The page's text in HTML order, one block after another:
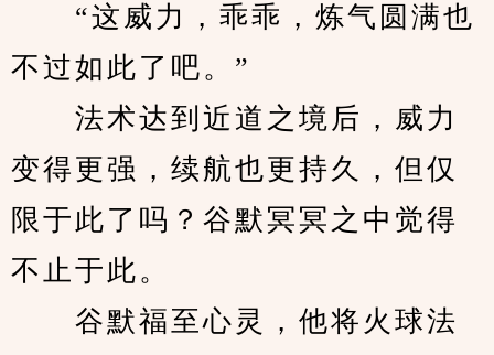
“这威力，乖乖，炼气圆满也
不过如此了吧。”
法术达到近道之境后，威力
变得更强，续航也更持久，但仅
限于此了吗？谷默冥冥之中觉得
不止于此。
谷默福至心灵，他将火球法